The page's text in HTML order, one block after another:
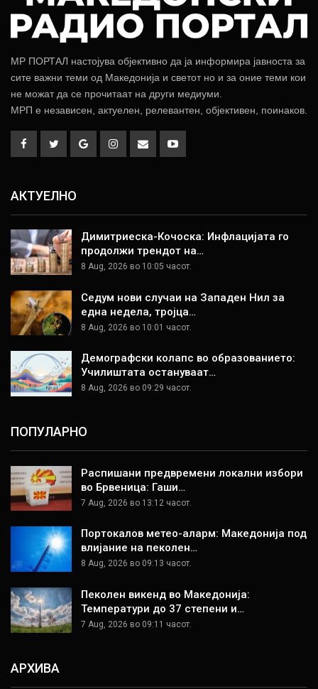
МР ПОРТАЛ настојува објективно да ја информира јавноста за
сите важни теми од Македонија и светот но и за оние теми кои
не можат да се прочитаат на други медиуми.
МРП е независен, актуелен, релевантен, објективен, поинаков.
АКТУЕЛНО
Димитриеска-Кочоска: Инфлацијата го
продолжи трендот на…
8 Aug, 2026 во 10:05 часот.
Седум нови случаи на Западен Нил за
една недела, тројца…
8 Aug, 2026 во 10:01 часот.
Демографски колапс во образованието:
Училиштата остануваат…
8 Aug, 2026 во 09:29 часот.
ПОПУЛАРНО
Распишани предвремени локални избори
во Брвеница: Гаши…
7 Aug, 2026 во 13:12 часот.
Портокалов метео-аларм: Македонија под
влијание на пеколен…
8 Aug, 2026 во 09:13 часот.
Пеколен викенд во Македонија:
Температури до 37 степени и…
7 Aug, 2026 во 09:11 часот.
АРХИВА